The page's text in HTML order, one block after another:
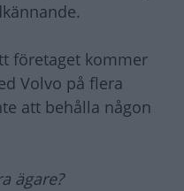
företaget kommer
Volvo på flera
att behålla någon
ägare?